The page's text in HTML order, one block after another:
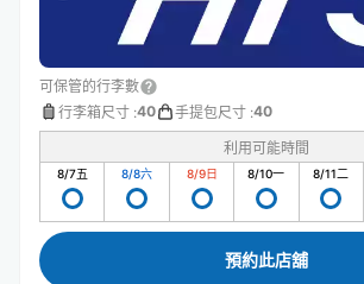
可保管的行李數
行李箱尺寸 :40 手提包尺寸 :40
利用可能時間
8/7五 8/8六 8/9日 8/10一 8/11二
預約此店舖